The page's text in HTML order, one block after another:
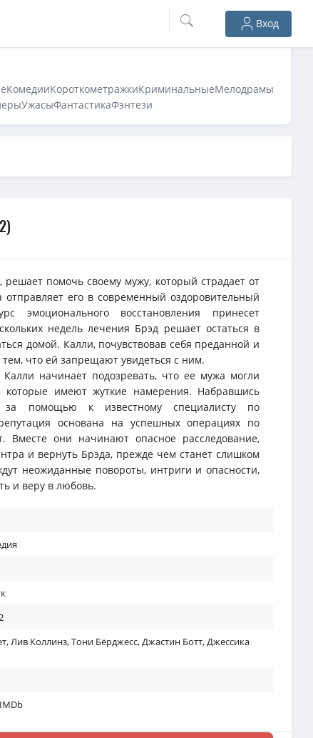
Вход
КомедииКороткометражкиКриминальныеМелодрамы
УжасыФантастикаФэнтези
решает помочь своему мужу, который страдает от
его в современный оздоровительный
эмоционального восстановления принесет
недель лечения Брэд решает остаться в
домой. Калли, почувствовав себя преданной и
тем, что ей запрещают увидеться с ним.
начинает подозревать, что ее мужа могли
которые имеют жуткие намерения. Набравшись
за помощью к известному специалисту по
основана на успешных операциях по
Вместе они начинают опасное расследование,
и вернуть Брэда, прежде чем станет слишком
неожиданные повороты, интриги и опасности,
и веру в любовь.
,Лив Коллинз,Тони Бёрджесс,Джастин Ботт,Джессика
IMDb